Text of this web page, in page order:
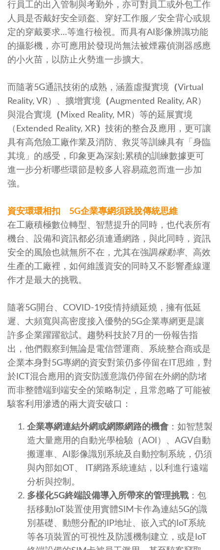
行員工的出入管制與考勤外，亦可對員工或外包工作
人員是否戴好安全頭盔、穿好工作服／安全背心或規
定的穿戴要求…等進行檢視。而具有AI影像辨識功能
的攝影機，亦可應用於發現尚無法被煙霧偵測器感應
的小火苗，以防止火勢進一步擴大。
而隨著5G通訊技術的成熟，涵蓋虛擬實境 （Virtual
Reality, VR）、擴增實境 （Augmented Reality, AR）
與混合實境 （ Mixed Reality, MR）等的延展實境
（Extended Reality, XR） 技術的整合及應用，更可讓
具有高危險工廠作業及消防、救災等訓練具有「身臨
其境」的感受，印象更為深刻;累積的訓練數據更可
進一步分析哪些環節是較多人容易疏忽而進一步加
強。
資安環環相扣 5G企業專網須跳脫傳統思維
在工廠積極數位轉型、智慧提升的同時，也代表所有
機台、設備和資訊都必須連通網路，與此同時，資訊
安全的風險也就無所不在，尤其在強調稼動率、高效
生產的工廠裡，如何維護資安的同時又不影響產線運
作才是最大的挑戰。
隨著5G開台、COVID-19疫情持續延燒，擁有低延
遲、大頻寬與高密度接入優勢的5G企業專網更是讓
許多企業躍躍欲試。趨勢科技於7月的一份報告指
出，他們觀察到無論是電信營運商、系統整合商或是
企業本身對5G專網的資安對策仍多停留在IT思維，對
於ICT混合應用的資安防護意識仍停留在外網的防堵
而非整體端到端安全的策略制定，且常忽略了可能被
駭客利用滲透的兩大資安破口：
企業專網連結外網或網際網路的機會 ：如智慧製
造大量應用的自動光學檢驗（AOI）、AGV自動
搬運車、AI影像識別系統及自動控制系統，仍須
與內部如OT、 IT網路系統連結，以利進行遠端
分析與控制。
多樣化5G終端設備導入所帶來的管理挑戰 ：包
括移動IoT裝置使用實體SIM卡作為連結5G的識
別基礎、動態分配的IP地址、嵌入式的IoT系統
等各項裝置的可視性及防護機制建立，或是IoT